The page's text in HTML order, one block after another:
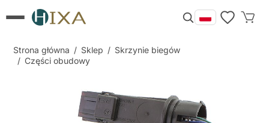
Strona główna / Sklep / Skrzynie biegów
/ Części obudowy